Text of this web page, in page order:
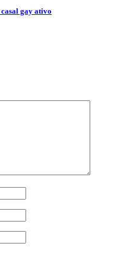
gay ativo